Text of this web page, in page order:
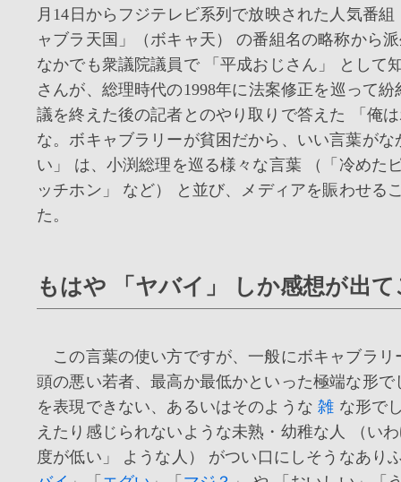
月14日からフジテレビ系列で放映された人気番
ャブラ天国」（ボキャ天） の番組名の略称から
なかでも衆議院議員で 「平成おじさん」 として
さんが、総理時代の1998年に法案修正を巡って
議を終えた後の記者とのやり取りで答えた 「俺
な。ボキャブラリーが貧困だから、いい言葉がな
い」 は、小渕総理を巡る様々な言葉 （「冷めた
ッチホン」 など） と並び、メディアを賑わせる
た。
もはや 「ヤバイ」 しか感想が出
この言葉の使い方ですが、一般にボキャブラリ
頭の悪い若者、最高か最低かといった極端な形で
を表現できない、あるいはそのような雑 な形で
えたり感じられないような未熟・幼稚な人 （い
度が低い」 ような人） がつい口にしそうなあり